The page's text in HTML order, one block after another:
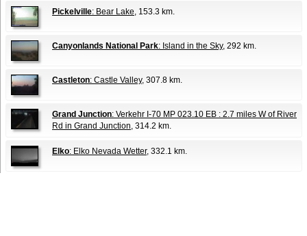
Pickelville: Bear Lake, 153.3 km.
Canyonlands National Park: Island in the Sky, 292 km.
Castleton: Castle Valley, 307.8 km.
Grand Junction: Verkehr I-70 MP 023.10 EB : 2.7 miles W of River
Rd in Grand Junction, 314.2 km.
Elko: Elko Nevada Wetter, 332.1 km.